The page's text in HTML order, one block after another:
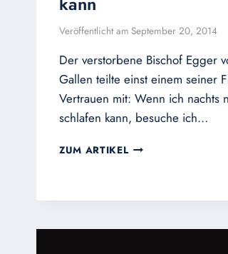
Veröffentlicht am September 20, 2014
Der verstorbene Bischof Egger
Gallen teilte einst einem seiner
Vertrauen mit: Wenn ich nachts
schlafen kann, besuche ich…
ZUM ARTIKEL WENN